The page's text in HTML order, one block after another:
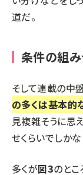
道だ。
条件の組み
そして連載の中
の多くは基本的
見複雑そうに思
せくらいでしかな
多くが図3のとこ